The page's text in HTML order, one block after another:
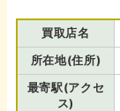
買取店名
所在地(住所)
最寄駅(アクセ
ス)